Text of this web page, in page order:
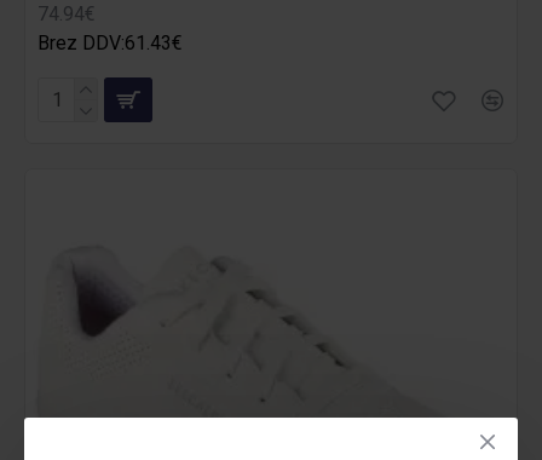
74.94€
Brez DDV:61.43€